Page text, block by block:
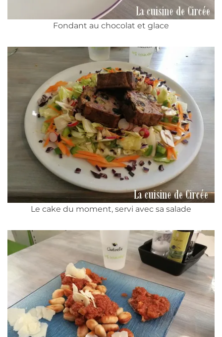
Fondant au chocolat et glace
Le cake du moment, servi avec sa salade